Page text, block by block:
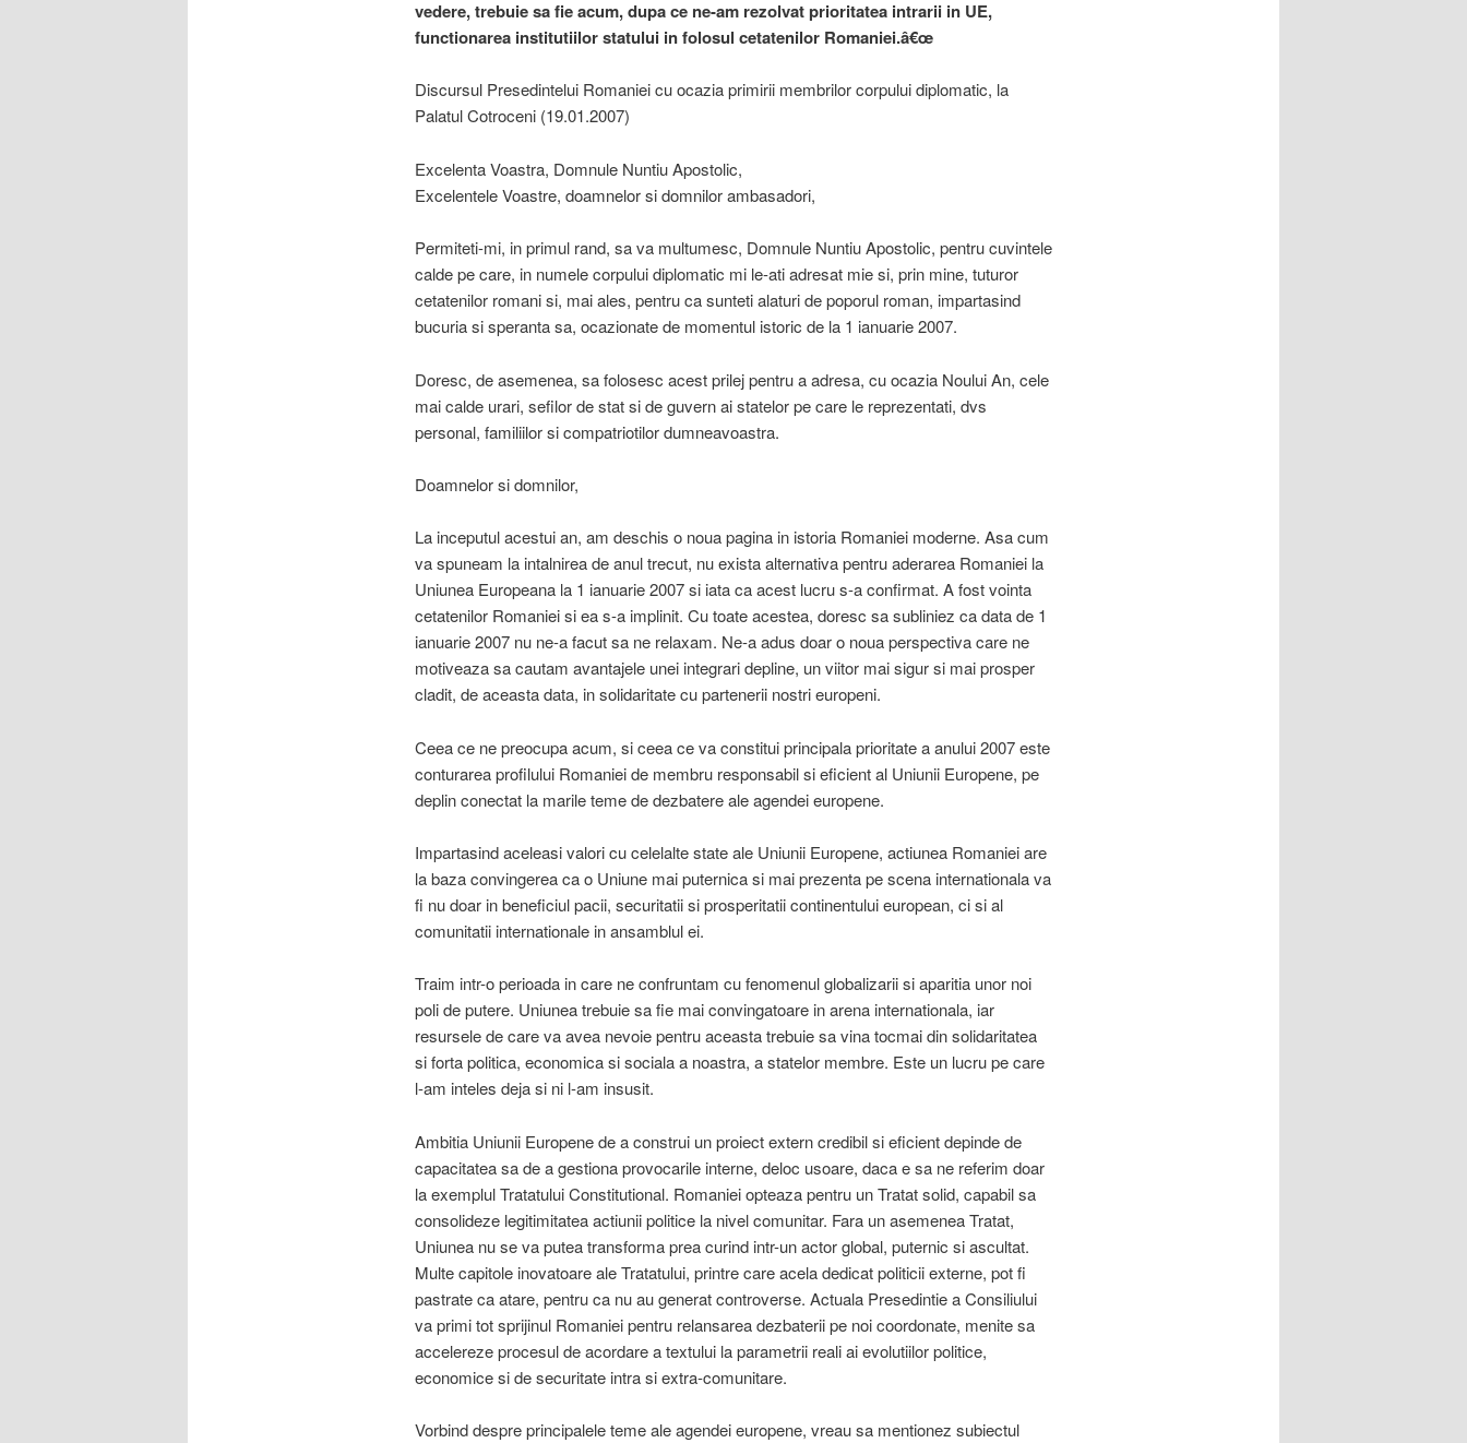
vedere, trebuie sa fie acum, dupa ce ne-am rezolvat prioritatea intrarii in UE,
functionarea institutiilor statului in folosul cetatenilor Romaniei.â€œ
Discursul Presedintelui Romaniei cu ocazia primirii membrilor corpului diplomatic, la
Palatul Cotroceni (19.01.2007)
Excelenta Voastra, Domnule Nuntiu Apostolic,
Excelentele Voastre, doamnelor si domnilor ambasadori,
Permiteti-mi, in primul rand, sa va multumesc, Domnule Nuntiu Apostolic, pentru cuvintele
calde pe care, in numele corpului diplomatic mi le-ati adresat mie si, prin mine, tuturor
cetatenilor romani si, mai ales, pentru ca sunteti alaturi de poporul roman, impartasind
bucuria si speranta sa, ocazionate de momentul istoric de la 1 ianuarie 2007.
Doresc, de asemenea, sa folosesc acest prilej pentru a adresa, cu ocazia Noului An, cele
mai calde urari, sefilor de stat si de guvern ai statelor pe care le reprezentati, dvs
personal, familiilor si compatriotilor dumneavoastra.
Doamnelor si domnilor,
La inceputul acestui an, am deschis o noua pagina in istoria Romaniei moderne. Asa cum
va spuneam la intalnirea de anul trecut, nu exista alternativa pentru aderarea Romaniei la
Uniunea Europeana la 1 ianuarie 2007 si iata ca acest lucru s-a confirmat. A fost vointa
cetatenilor Romaniei si ea s-a implinit. Cu toate acestea, doresc sa subliniez ca data de 1
ianuarie 2007 nu ne-a facut sa ne relaxam. Ne-a adus doar o noua perspectiva care ne
motiveaza sa cautam avantajele unei integrari depline, un viitor mai sigur si mai prosper
cladit, de aceasta data, in solidaritate cu partenerii nostri europeni.
Ceea ce ne preocupa acum, si ceea ce va constitui principala prioritate a anului 2007 este
conturarea profilului Romaniei de membru responsabil si eficient al Uniunii Europene, pe
deplin conectat la marile teme de dezbatere ale agendei europene.
Impartasind aceleasi valori cu celelalte state ale Uniunii Europene, actiunea Romaniei are
la baza convingerea ca o Uniune mai puternica si mai prezenta pe scena internationala va
fi nu doar in beneficiul pacii, securitatii si prosperitatii continentului european, ci si al
comunitatii internationale in ansamblul ei.
Traim intr-o perioada in care ne confruntam cu fenomenul globalizarii si aparitia unor noi
poli de putere. Uniunea trebuie sa fie mai convingatoare in arena internationala, iar
resursele de care va avea nevoie pentru aceasta trebuie sa vina tocmai din solidaritatea
si forta politica, economica si sociala a noastra, a statelor membre. Este un lucru pe care
l-am inteles deja si ni l-am insusit.
Ambitia Uniunii Europene de a construi un proiect extern credibil si eficient depinde de
capacitatea sa de a gestiona provocarile interne, deloc usoare, daca e sa ne referim doar
la exemplul Tratatului Constitutional. Romaniei opteaza pentru un Tratat solid, capabil sa
consolideze legitimitatea actiunii politice la nivel comunitar. Fara un asemenea Tratat,
Uniunea nu se va putea transforma prea curind intr-un actor global, puternic si ascultat.
Multe capitole inovatoare ale Tratatului, printre care acela dedicat politicii externe, pot fi
pastrate ca atare, pentru ca nu au generat controverse. Actuala Presedintie a Consiliului
va primi tot sprijinul Romaniei pentru relansarea dezbaterii pe noi coordonate, menite sa
accelereze procesul de acordare a textului la parametrii reali ai evolutiilor politice,
economice si de securitate intra si extra-comunitare.
Vorbind despre principalele teme ale agendei europene, vreau sa mentionez subiectul